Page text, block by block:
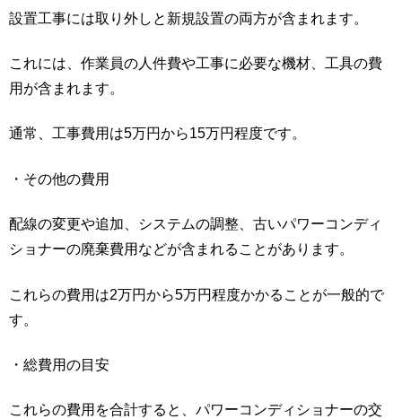
設置工事には取り外しと新規設置の両方が含まれます。
これには、作業員の人件費や工事に必要な機材、工具の費
用が含まれます。
通常、工事費用は5万円から15万円程度です。
・その他の費用
配線の変更や追加、システムの調整、古いパワーコンディ
ショナーの廃棄費用などが含まれることがあります。
これらの費用は2万円から5万円程度かかることが一般的で
す。
・総費用の目安
これらの費用を合計すると、パワーコンディショナーの交